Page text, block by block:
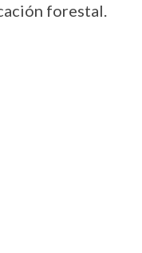
forestal.